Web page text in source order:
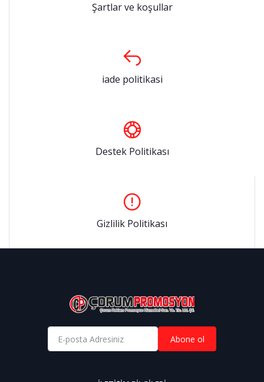
Şartlar ve koşullar
iade politikasi
Destek Politikası
Gizlilik Politikası
Abone ol